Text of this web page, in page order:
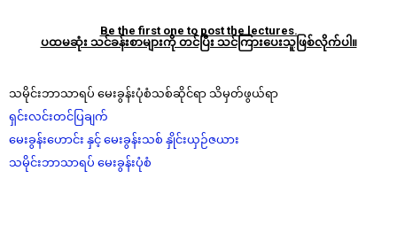
Be the first one to post the lectures.
ပထမဆုံး သင်ခန်းစာများကို တင်ပြီး သင်ကြားပေးသူဖြစ်လိုက်ပါ။
သမိုင်းဘာသာရပ် မေးခွန်းပုံစံသစ်ဆိုင်ရာ သိမှတ်ဖွယ်ရာ
ရှင်းလင်းတင်ပြချက်
မေးခွန်းဟောင်း နှင့် မေးခွန်းသစ် နှိုင်းယှဉ်ဇယား
သမိုင်းဘာသာရပ် မေးခွန်းပုံစံ